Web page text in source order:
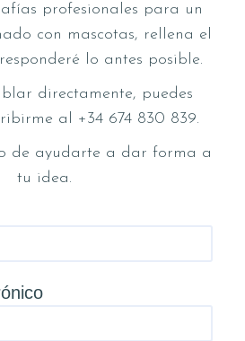
profesionales para un
con mascotas, rellena el
lo antes posible.
directamente, puedes
al +34 674 830 839.
de ayudarte a dar forma a
tu idea.